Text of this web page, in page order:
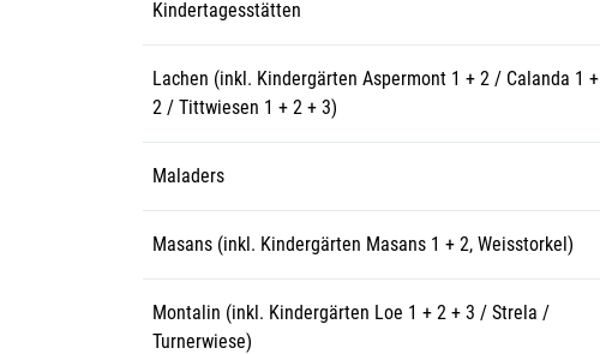
Kindertagesstätten
Lachen (inkl. Kindergärten Aspermont 1 + 2 / Calanda 1 +
2 / Tittwiesen 1 + 2 + 3)
Maladers
Masans (inkl. Kindergärten Masans 1 + 2, Weisstorkel)
Montalin (inkl. Kindergärten Loe 1 + 2 + 3 / Strela /
Turnerwiese)